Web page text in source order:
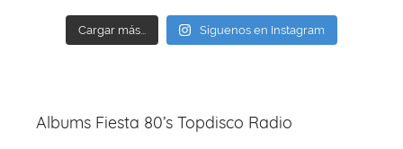
Cargar más... Síguenos en Instagram
Albums Fiesta 80’s Topdisco Radio